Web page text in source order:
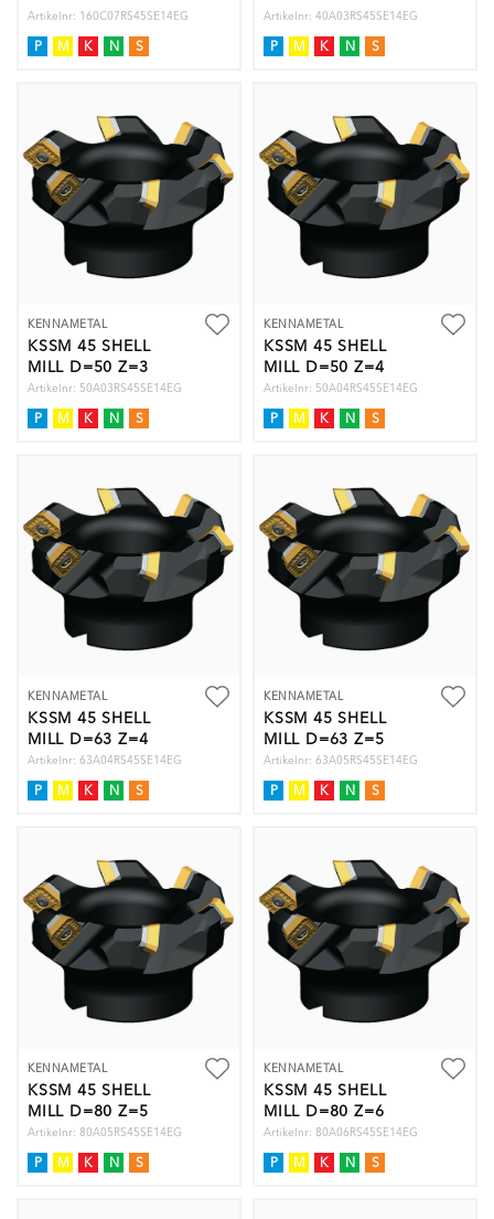
Artikelnr: 160C07RS45SE14EG
P M K N S
Artikelnr: 40A03RS45SE14EG
P M K N S
KENNAMETAL
KSSM 45 SHELL
MILL D=50 Z=3
Artikelnr: 50A03RS45SE14EG
P M K N S
KENNAMETAL
KSSM 45 SHELL
MILL D=50 Z=4
Artikelnr: 50A04RS45SE14EG
P M K N S
KENNAMETAL
KSSM 45 SHELL
MILL D=63 Z=4
Artikelnr: 63A04RS45SE14EG
P M K N S
KENNAMETAL
KSSM 45 SHELL
MILL D=63 Z=5
Artikelnr: 63A05RS45SE14EG
P M K N S
KENNAMETAL
KSSM 45 SHELL
MILL D=80 Z=5
Artikelnr: 80A05RS45SE14EG
P M K N S
KENNAMETAL
KSSM 45 SHELL
MILL D=80 Z=6
Artikelnr: 80A06RS45SE14EG
P M K N S